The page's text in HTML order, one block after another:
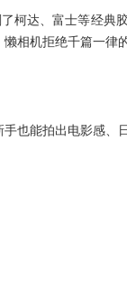
柯达、富士等经
相机拒绝千篇一
也能拍出电影感、